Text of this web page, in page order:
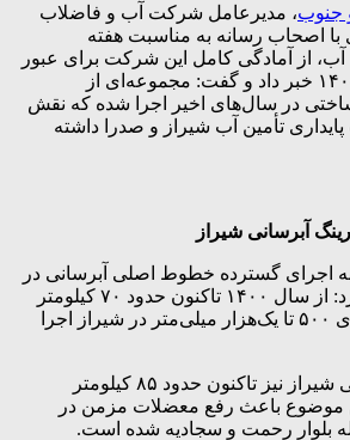
جنوب، مدیرعامل شرکت آب و فاضلاب
اصحاب رسانه به مناسبت هفته
از آمادگی کامل این شرکت برای عبور
بدون تنش از تابستان ۱۴۰۵ خبر داد و گفت: مجموعه‌ای از
در سال‌های اخیر اجرا شده که نقش
پایداری تأمین آب شیراز و صدرا داشته
اجرای گسترده خطوط اصلی آبرسانی در
سال‌های اخیر اظهار کرد: از سال ۱۴۰۰ تاکنون حدود ۷۰ کیلومتر
خطوط اصلی با قطرهای ۵۰۰ تا یک‌هزار میلی‌متر در شیراز اجرا
وی افزود: رینگ آبرسانی شیراز نیز تاکنون حدود ۸۵ کیلومتر
موضوع باعث رفع معضلات مزمن در
بلوار رحمت و سجادیه شده است.